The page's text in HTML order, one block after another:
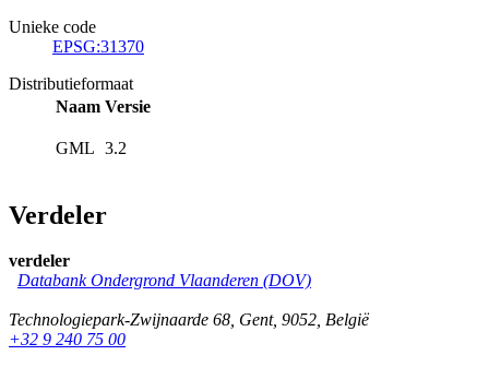
Unieke code
EPSG:31370
Distributieformaat
Naam Versie
GML 3.2
Verdeler
verdeler
Databank Ondergrond Vlaanderen (DOV)
Technologiepark-Zwijnaarde 68, Gent, 9052, België
+32 9 240 75 00